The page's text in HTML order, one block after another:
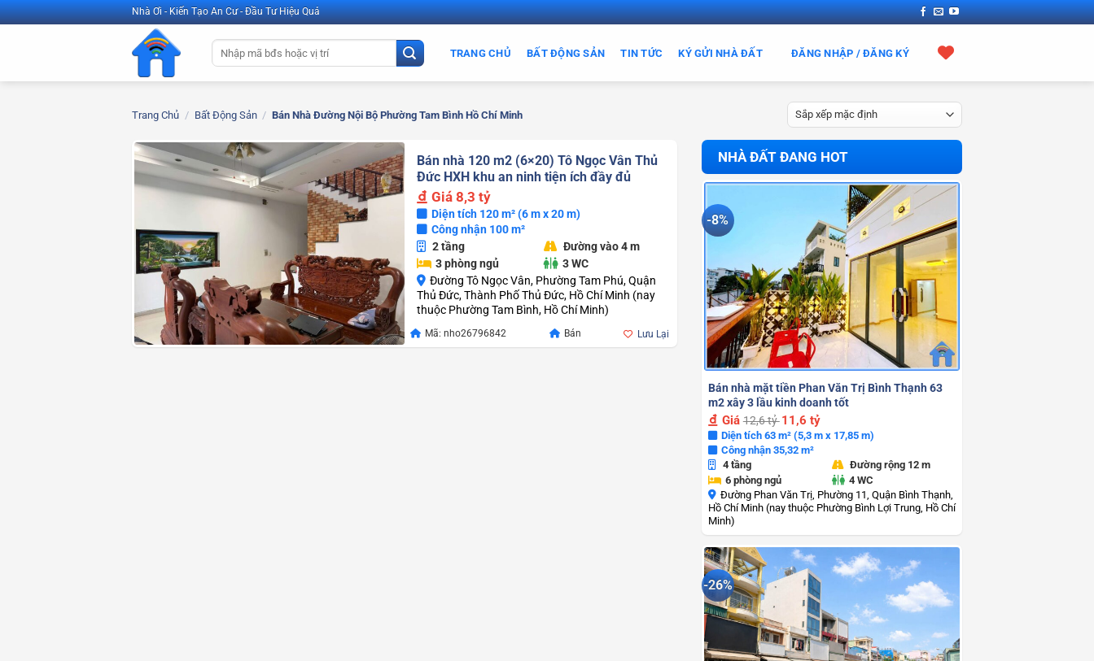
Bỏ
qua
Nhà Ơi - Kiến Tạo An Cư - Đầu Tư Hiệu Quả
Tìm
kiếm:
TRANG CHỦ BẤT ĐỘNG SẢN TIN TỨC KÝ GỬI NHÀ ĐẤT ĐĂNG NHẬP / ĐĂNG KÝ
Trang Chủ / Bất Động Sản / Bán Nhà Đường Nội Bộ Phường Tam Bình Hồ Chí Minh
Bán nhà 120 m2 (6×20) Tô Ngọc Vân Thủ
Đức HXH khu an ninh tiện ích đầy đủ
Giá 8,3 tỷ
Diện tích 120 m² (6 m x 20 m)
Công nhận 100 m²
2 tầng
Đường vào 4 m
3 phòng ngủ
3 WC
Đường Tô Ngọc Vân, Phường Tam Phú, Quận
Thủ Đức, Thành Phố Thủ Đức, Hồ Chí Minh (nay
thuộc Phường Tam Bình, Hồ Chí Minh)
Mã: nho26796842 Bán Lưu Lại
NHÀ ĐẤT ĐANG HOT
-8%
Bán nhà mặt tiền Phan Văn Trị Bình Thạnh 63
m2 xây 3 lầu kinh doanh tốt
Giá12,6 tỷ 11,6 tỷ
Diện tích 63 m² (5,3 m x 17,85 m)
Công nhận 35,32 m²
4 tầng
Đường rộng 12 m
6 phòng ngủ
4 WC
Đường Phan Văn Trị, Phường 11, Quận Bình Thạnh,
Hồ Chí Minh (nay thuộc Phường Bình Lợi Trung, Hồ Chí
Minh)
-26%